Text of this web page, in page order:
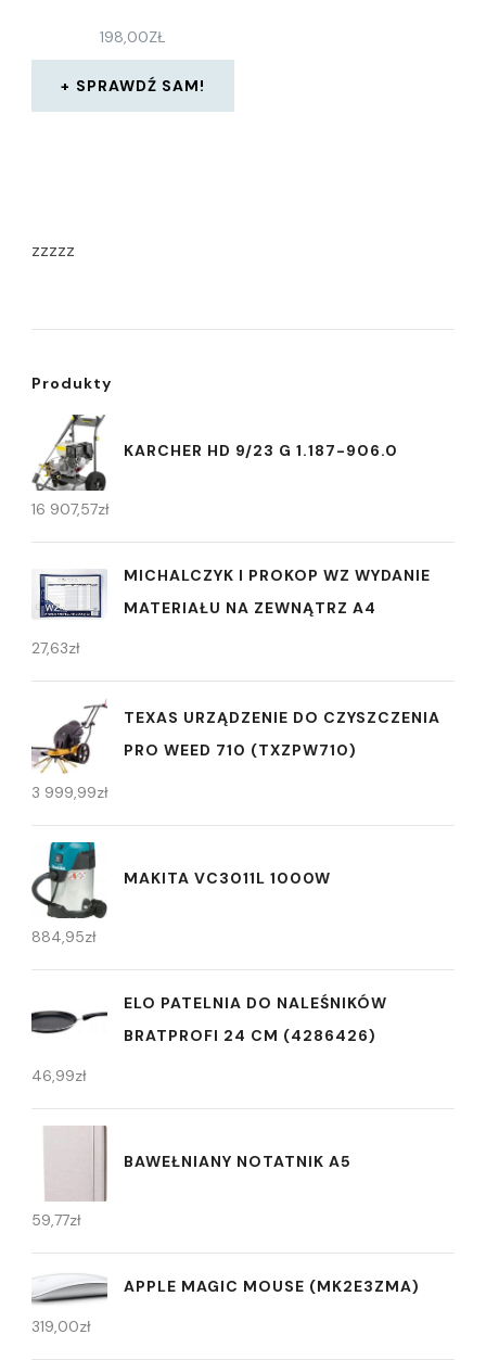
198,00ZŁ
SPRAWDŹ SAM!
zzzzz
Produkty
KARCHER HD 9/23 G 1.187-906.0
16 907,57zł
MICHALCZYK I PROKOP WZ WYDANIE
MATERIAŁU NA ZEWNĄTRZ A4
27,63zł
TEXAS URZĄDZENIE DO CZYSZCZENIA
PRO WEED 710 (TXZPW710)
3 999,99zł
MAKITA VC3011L 1000W
884,95zł
ELO PATELNIA DO NALEŚNIKÓW
BRATPROFI 24 CM (4286426)
46,99zł
BAWEŁNIANY NOTATNIK A5
59,77zł
APPLE MAGIC MOUSE (MK2E3ZMA)
319,00zł